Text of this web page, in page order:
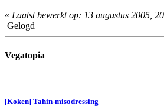
« Laatst bewerkt op: 13 augustus 2005,
Gelogd
Vegatopia
[Koken] Tahin-misodressing